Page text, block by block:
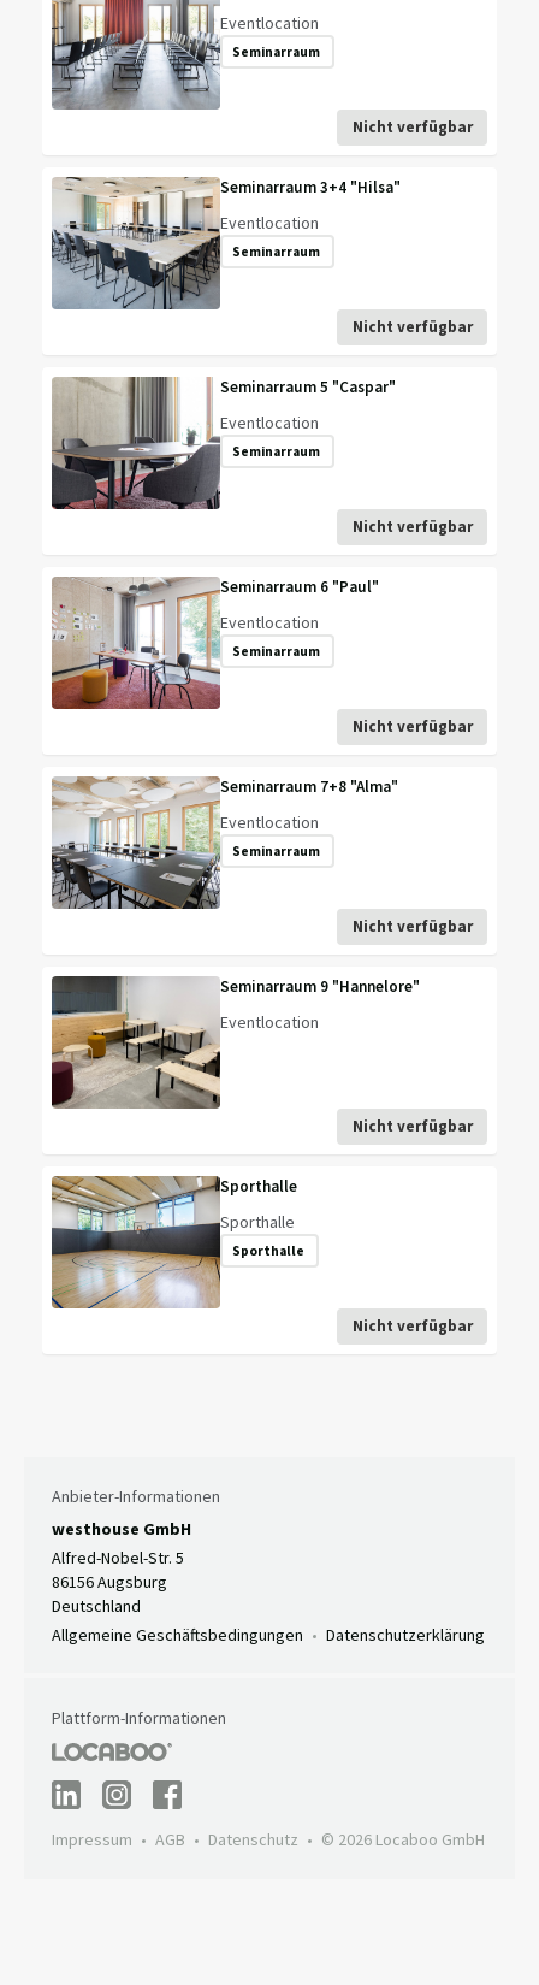
Eventlocation
Seminarraum
Nicht verfügbar
Seminarraum 3+4 "Hilsa"
Eventlocation
Seminarraum
Nicht verfügbar
Seminarraum 5 "Caspar"
Eventlocation
Seminarraum
Nicht verfügbar
Seminarraum 6 "Paul"
Eventlocation
Seminarraum
Nicht verfügbar
Seminarraum 7+8 "Alma"
Eventlocation
Seminarraum
Nicht verfügbar
Seminarraum 9 "Hannelore"
Eventlocation
Nicht verfügbar
Sporthalle
Sporthalle
Sporthalle
Nicht verfügbar
Anbieter-Informationen
westhouse GmbH
Alfred-Nobel-Str. 5
86156 Augsburg
Deutschland
Allgemeine Geschäftsbedingungen
Datenschutzerklärung
Plattform-Informationen
Impressum AGB Datenschutz © 2026 Locaboo GmbH